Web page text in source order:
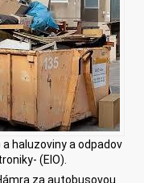
haluzoviny a odpadov
(ElO).
za autobusovou